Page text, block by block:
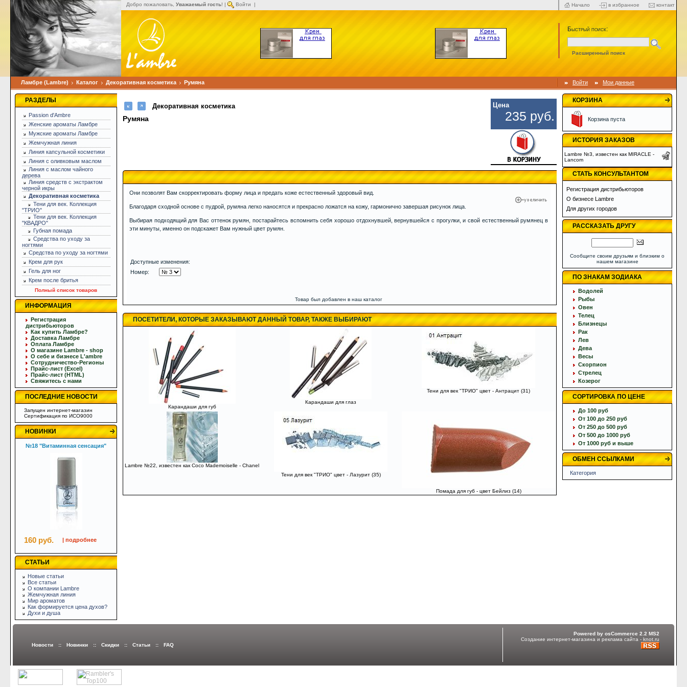
Добро пожаловать, Уважаемый гость! | Войти | Начало в избранное контакт
Быстрый поиск:
Расширенный поиск
Ламбре (Lambre) Каталог Декоративная косметика Румяна Войти Мои данные
РАЗДЕЛЫ
Passion d'Ambre
Женские ароматы Ламбре
Мужские ароматы Ламбре
Жемчужная линия
Линия капсульной косметики
Линия с оливковым маслом
Линия с маслом чайного
дерева
Линия средств с экстрактом
черной икры
Декоративная косметика
Тени для век. Коллекция
"ТРИО"
Тени для век. Коллекция
"КВАДРО"
Губная помада
Средства по уходу за
ногтями
Средства по уходу за ногтями
Крем для рук
Гель для ног
Крем после бритья
Полный список товаров
ИНФОРМАЦИЯ
Регистрация
дистрибьюторов
Как купить Ламбре?
Доставка Ламбре
Оплата Ламбре
О магазине Lambre - shop
О себе и бизнесе L'ambre
Сотрудничество-Регионы
Прайс-лист (Excel)
Прайс-лист (HTML)
Свяжитесь с нами
ПОСЛЕДНИЕ НОВОСТИ
Запущен интернет-магазин
Сертификация по ИСО9000
НОВИНКИ
№18 "Витаминная сенсация"
160 руб. | подробнее
СТАТЬИ
Новые статьи
Все статьи
О компании Lambre
Жемчужная линия
Мир ароматов
Как формируется цена духов?
Духи и душа
Декоративная косметика
Румяна
Цена
235 руб.
Они позволят Вам скорректировать форму лица и предать коже естественный здоровый вид.
Благодаря сходной основе с пудрой, румяна легко наносятся и прекрасно ложатся на кожу, гармонично завершая рисунок лица.
Выбирая подходящий для Вас оттенок румян, постарайтесь вспомнить себя хорошо отдохнувшей, вернувшейся с прогулки, и свой естественный румянец в
эти минуты, именно он подскажет Вам нужный цвет румян.
Доступные изменения:
Номер:
Товар был добавлен в наш каталог
ПОСЕТИТЕЛИ, КОТОРЫЕ ЗАКАЗЫВАЮТ ДАННЫЙ ТОВАР, ТАКЖЕ ВЫБИРАЮТ
Карандаши для губ
Карандаши для глаз
Тени для век "ТРИО" цвет - Антрацит (31)
Lambre №22, известен как Coco Mademoiselle - Chanel
Тени для век "ТРИО" цвет - Лазурит (35)
Помада для губ - цвет Бейлиз (14)
КОРЗИНА
Корзина пуста
ИСТОРИЯ ЗАКАЗОВ
Lambre №3, известен как MIRACLE -
Lancom
СТАТЬ КОНСУЛЬТАНТОМ
Регистрация дистрибьюторов
О бизнесе Lambre
Для других городов
РАССКАЗАТЬ ДРУГУ
Сообщите своим друзьям и близким о
нашем магазине
ПО ЗНАКАМ ЗОДИАКА
Водолей
Рыбы
Овен
Телец
Близнецы
Рак
Лев
Дева
Весы
Скорпион
Стрелец
Козерог
СОРТИРОВКА ПО ЦЕНЕ
До 100 руб
От 100 до 250 руб
От 250 до 500 руб
От 500 до 1000 руб
От 1000 руб и выше
ОБМЕН ССЫЛКАМИ
Категория
Новости :: Новинки :: Скидки :: Статьи :: FAQ
Powered by osCommerce 2.2 MS2
Создание интернет-магазина и реклама сайта - knot.ru